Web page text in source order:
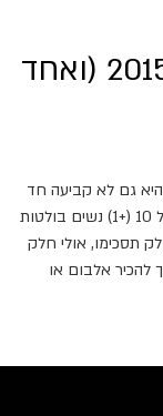
10 האלבומים שעשו את 2015 (ואחד
גם לא קביעה חד
משמעית או כוללת. יש פה אוסף (בסדר רנדומלי!) של 10 (+1) נשים בולטות
מיוחדת/נהדרת ב2015, עם חלק תסכימו, אולי חלק
להכיר אלבום או